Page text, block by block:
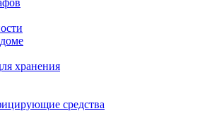
хранения
средства